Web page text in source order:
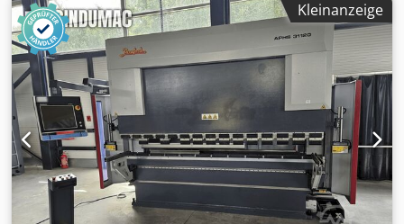
Diese 4-Achsen-Biegemaschine Baykal APHS 2104x60
wurde im Jahr 2006 hergestellt. Sie verfügt über eine
Presskraft von 60 t und eine Biegelänge von 2.100 mm und
eignet sich somit für vielfältige Biegeanwendungen. Die
Maschine hat einen maximalen Hub von 215 mm und
arbeitet mit einem Arbeitsdruck von 240 bar. Wenn Sie auf
der Suche nach hochwertigen Biegekapazitäten sind,
sollten Sie die von uns zum Verkauf angebotene
Abkantpresse Baykal APHS 2104x60 in Betracht ziehen.
Kontaktieren Sie uns für weitere Details. •
Stromversorgung: 400 V / 50 Hz / 3-phasig • Motorleistung:
Kleinanzeige